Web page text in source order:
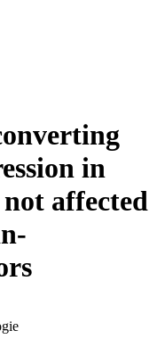
in
affected